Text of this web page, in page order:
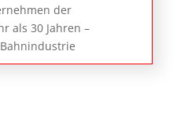
der
als 30 Jahren –